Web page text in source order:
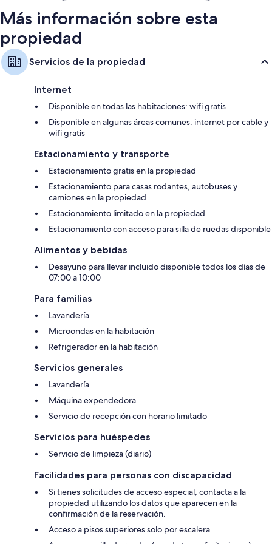
Más información sobre esta
propiedad
Servicios de la propiedad
Internet
Disponible en todas las habitaciones: wifi gratis
Disponible en algunas áreas comunes: internet por cable y
wifi gratis
Estacionamiento y transporte
Estacionamiento gratis en la propiedad
Estacionamiento para casas rodantes, autobuses y
camiones en la propiedad
Estacionamiento limitado en la propiedad
Estacionamiento con acceso para silla de ruedas disponible
Alimentos y bebidas
Desayuno para llevar incluido disponible todos los días de
07:00 a 10:00
Para familias
Lavandería
Microondas en la habitación
Refrigerador en la habitación
Servicios generales
Lavandería
Máquina expendedora
Servicio de recepción con horario limitado
Servicios para huéspedes
Servicio de limpieza (diario)
Facilidades para personas con discapacidad
Si tienes solicitudes de acceso especial, contacta a la
propiedad utilizando los datos que aparecen en la
confirmación de la reservación.
Acceso a pisos superiores solo por escalera